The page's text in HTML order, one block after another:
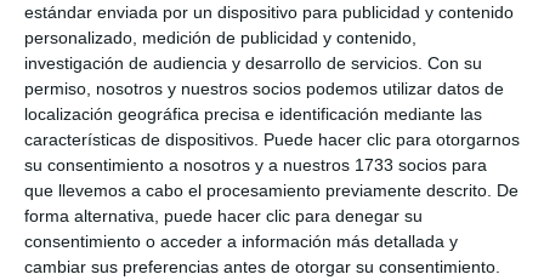
estándar enviada por un dispositivo para publicidad y contenido
personalizado, medición de publicidad y contenido,
investigación de audiencia y desarrollo de servicios. Con su
permiso, nosotros y nuestros socios podemos utilizar datos de
localización geográfica precisa e identificación mediante las
características de dispositivos. Puede hacer clic para otorgarnos
su consentimiento a nosotros y a nuestros 1733 socios para
que llevemos a cabo el procesamiento previamente descrito. De
forma alternativa, puede hacer clic para denegar su
consentimiento o acceder a información más detallada y
cambiar sus preferencias antes de otorgar su consentimiento.